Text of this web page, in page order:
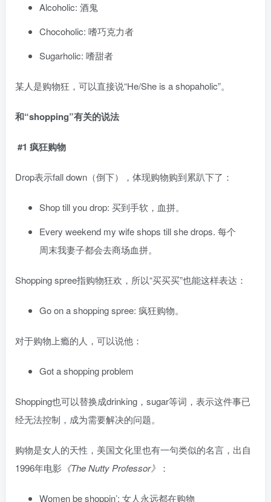
Alcoholic: 酒鬼
Chocoholic: 嗜巧克力者
Sugarholic: 嗜甜者
某人是购物狂，可以直接说“He/She is a shopaholic”。
和“shopping”有关的说法
#1 疯狂购物
Drop表示fall down（倒下），体现购物购到累趴下了：
Shop till you drop: 买到手软，血拼。
Every weekend my wife shops till she drops. 每个
周末我妻子都会去商场血拼。
Shopping spree指购物狂欢，所以“买买买”也能这样表达：
Go on a shopping spree: 疯狂购物。
对于购物上瘾的人，可以说他：
Got a shopping problem
Shopping也可以替换成drinking，sugar等词，表示这件事已
经无法控制，成为需要解决的问题。
购物是女人的天性，美国文化里也有一句类似的名言，出自
1996年电影 《The Nutty Professor》 ：
Women be shoppin’: 女人永远都在购物